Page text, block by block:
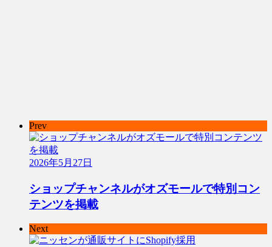
Prev
2026年5月27日
ショップチャンネルがオズモールで特別コン
テンツを掲載
Next